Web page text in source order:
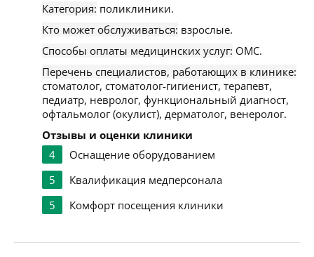
Категория: поликлиники.
Кто может обслуживаться: взрослые.
Способы оплаты медицинских услуг: ОМС.
Перечень специалистов, работающих в клинике:
стоматолог, стоматолог-гигиенист, терапевт,
педиатр, невролог, функциональный диагност,
офтальмолог (окулист), дерматолог, венеролог.
Отзывы и оценки клиники
4
Оснащение оборудованием
5
Квалификация медперсонала
5
Комфорт посещения клиники